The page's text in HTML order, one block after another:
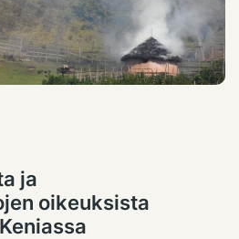
ja
oikeuksista